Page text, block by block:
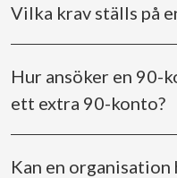
Vilka krav ställs på
Hur ansöker en 90-
ett extra 90-konto?
Kan en